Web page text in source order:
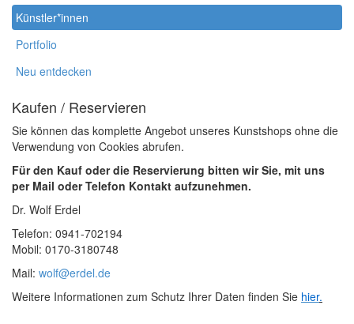
Künstler*innen
Portfolio
Neu entdecken
Kaufen / Reservieren
Sie können das komplette Angebot unseres Kunstshops ohne die
Verwendung von Cookies abrufen.
Für den Kauf oder die Reservierung bitten wir Sie, mit uns
per Mail oder Telefon Kontakt aufzunehmen.
Dr. Wolf Erdel
Telefon: 0941-702194
Mobil: 0170-3180748
Mail: wolf@erdel.de
Weitere Informationen zum Schutz Ihrer Daten finden Sie hier.